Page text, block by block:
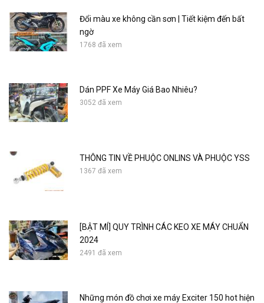
Đổi màu xe không cần sơn | Tiết kiệm đến bất
ngờ
1768 đã xem
Dán PPF Xe Máy Giá Bao Nhiêu?
3052 đã xem
THÔNG TIN VỀ PHUỘC ONLINS VÀ PHUỘC YSS
1367 đã xem
[BẬT MÍ] QUY TRÌNH CÁC KEO XE MÁY CHUẨN
2024
2491 đã xem
Những món đồ chơi xe máy Exciter 150 hot hiện